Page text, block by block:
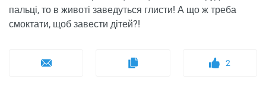
пальці, то в животі заведуться глисти! А що ж треба
смоктати, щоб завести дітей?!
2